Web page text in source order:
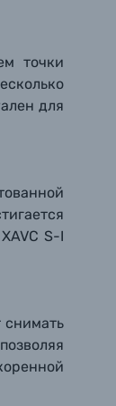
точки
для
S-I
снимать